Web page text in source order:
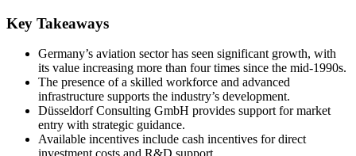
Key Takeaways
Germany’s aviation sector has seen significant growth, with
its value increasing more than four times since the mid-1990s.
The presence of a skilled workforce and advanced
infrastructure supports the industry’s development.
Düsseldorf Consulting GmbH provides support for market
entry with strategic guidance.
Available incentives include cash incentives for direct